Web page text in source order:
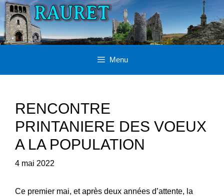
Aller
au
contenu
Menu
RENCONTRE
PRINTANIERE DES VOEUX
A LA POPULATION
4 mai 2022
Ce premier mai, et après deux années d’attente, la